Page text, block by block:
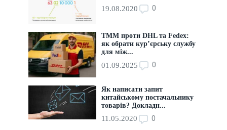
19.08.2020 0
ТММ проти DHL та Fedex:
як обрати кур’єрську службу
для між...
01.09.2025 0
Як написати запит
китайському постачальнику
товарів? Докладн...
11.05.2020 0